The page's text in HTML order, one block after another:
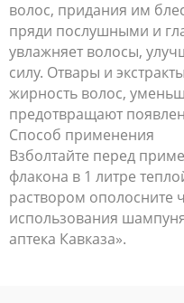
волос, придания им
пряди послушными и
увлажняет волосы,
силу. Отвары и
жирность волос,
предотвращают
Способ применения
Взболтайте перед
флакона в 1 литре
раствором ополосните
использования
аптека Кавказа»‎.